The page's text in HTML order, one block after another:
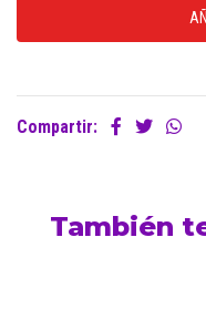
Compartir:
También